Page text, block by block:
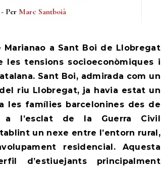
- Per Marc Santboià
les tensions socioeconòmiques i
Sant Boi, admirada com un
riu Llobregat, ja havia estat un
les famílies barcelonines des de
l’esclat de la Guerra Civil
un nexe entre l’entorn rural,
residencial. Aquesta
d’estiuejants principalment